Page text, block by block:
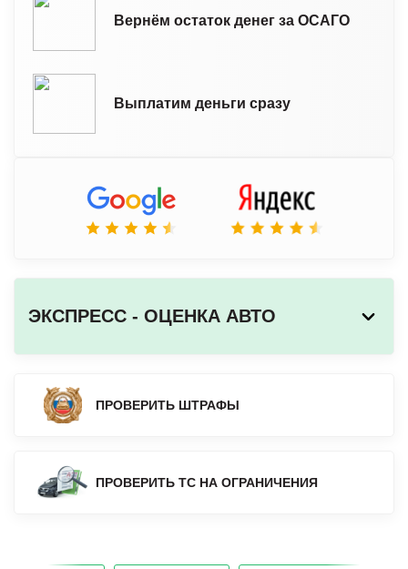
Вернём остаток денег за ОСАГО
Выплатим деньги сразу
ЭКСПРЕСС - ОЦЕНКА АВТО
ПРОВЕРИТЬ ШТРАФЫ
ПРОВЕРИТЬ ТС НА ОГРАНИЧЕНИЯ